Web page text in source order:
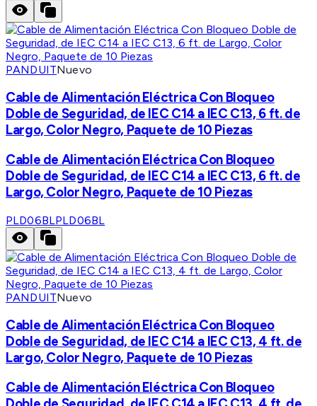
PANDUITNuevo
Cable de Alimentación Eléctrica Con Bloqueo
Doble de Seguridad, de IEC C14 a IEC C13, 6 ft. de
Largo, Color Negro, Paquete de 10 Piezas
Cable de Alimentación Eléctrica Con Bloqueo
Doble de Seguridad, de IEC C14 a IEC C13, 6 ft. de
Largo, Color Negro, Paquete de 10 Piezas
PLD06BLPLD06BL
PANDUITNuevo
Cable de Alimentación Eléctrica Con Bloqueo
Doble de Seguridad, de IEC C14 a IEC C13, 4 ft. de
Largo, Color Negro, Paquete de 10 Piezas
Cable de Alimentación Eléctrica Con Bloqueo